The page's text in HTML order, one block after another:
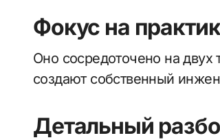
Фокус на
Оно сосредоточено на двух
создают собственный
Детальный